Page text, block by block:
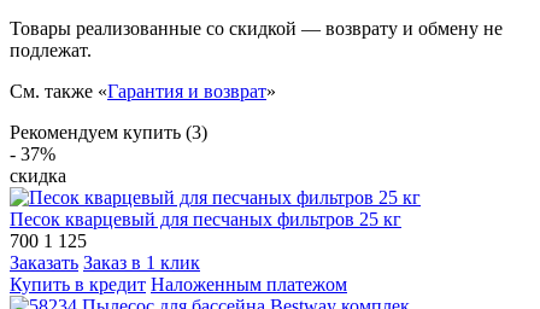
Товары реализованные со скидкой — возврату и обмену не
подлежат.
См. также «Гарантия и возврат»
Рекомендуем купить (3)
- 37%
скидка
Песок кварцевый для песчаных фильтров 25 кг
700 1 125
Заказать Заказ в 1 клик
Купить в кредит Наложенным платежом